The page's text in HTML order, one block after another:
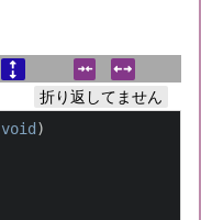
折り返してません
void )